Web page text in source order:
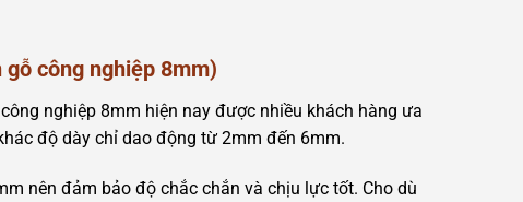
công nghiệp 8mm)
nghiệp 8mm hiện nay được nhiều khách hàng ưa
độ dày chỉ dao động từ 2mm đến 6mm.
nên đảm bảo độ chắc chắn và chịu lực tốt. Cho dù